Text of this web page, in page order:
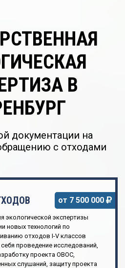
В
документации на
с отходами
от 7 500 000
экологической экспертизы
новых технологий по
отходов I-V классов
проведение исследований,
проекта ОВОС,
слушаний, защиту проекта